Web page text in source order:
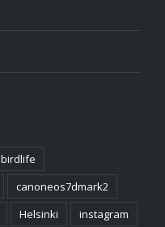
birdlife
canoneos7dmark2
Helsinki
instagram